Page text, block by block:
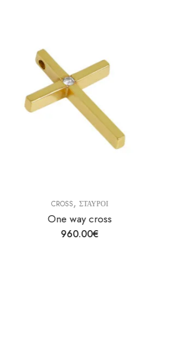
CROSS,ΣΤΑΥΡΟΙ
One way cross
960.00€